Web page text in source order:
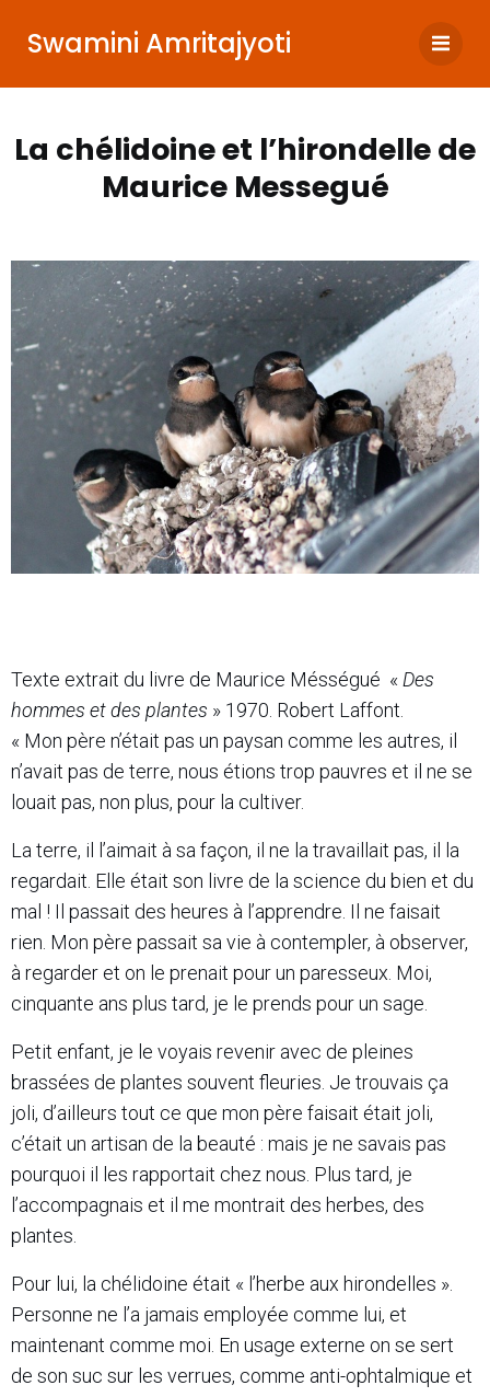
Swamini Amritajyoti
La chélidoine et l’hirondelle de
Maurice Messegué
Texte extrait du livre de Maurice Mésségué « Des
hommes et des plantes » 1970. Robert Laffont.
« Mon père n’était pas un paysan comme les autres, il
n’avait pas de terre, nous étions trop pauvres et il ne se
louait pas, non plus, pour la cultiver.
La terre, il l’aimait à sa façon, il ne la travaillait pas, il la
regardait. Elle était son livre de la science du bien et du
mal ! Il passait des heures à l’apprendre. Il ne faisait
rien. Mon père passait sa vie à contempler, à observer,
à regarder et on le prenait pour un paresseux. Moi,
cinquante ans plus tard, je le prends pour un sage.
Petit enfant, je le voyais revenir avec de pleines
brassées de plantes souvent fleuries. Je trouvais ça
joli, d’ailleurs tout ce que mon père faisait était joli,
c’était un artisan de la beauté : mais je ne savais pas
pourquoi il les rapportait chez nous. Plus tard, je
l’accompagnais et il me montrait des herbes, des
plantes.
Pour lui, la chélidoine était « l’herbe aux hirondelles ».
Personne ne l’a jamais employée comme lui, et
maintenant comme moi. En usage externe on se sert
de son suc sur les verrues, comme anti-ophtalmique et